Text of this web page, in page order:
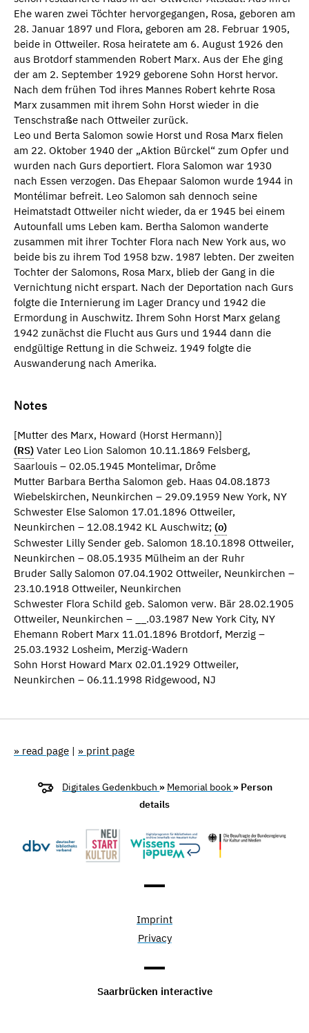
Ehe waren zwei Töchter hervorgegangen, Rosa, geboren am
28. Januar 1897 und Flora, geboren am 28. Februar 1905,
beide in Ottweiler. Rosa heiratete am 6. August 1926 den
aus Brotdorf stammenden Robert Marx. Aus der Ehe ging
der am 2. September 1929 geborene Sohn Horst hervor.
Nach dem frühen Tod ihres Mannes Robert kehrte Rosa
Marx zusammen mit ihrem Sohn Horst wieder in die
Tenschstraße nach Ottweiler zurück.
Leo und Berta Salomon sowie Horst und Rosa Marx fielen
am 22. Oktober 1940 der „Aktion Bürckel“ zum Opfer und
wurden nach Gurs deportiert. Flora Salomon war 1930
nach Essen verzogen. Das Ehepaar Salomon wurde 1944 in
Montélimar befreit. Leo Salomon sah dennoch seine
Heimatstadt Ottweiler nicht wieder, da er 1945 bei einem
Autounfall ums Leben kam. Bertha Salomon wanderte
zusammen mit ihrer Tochter Flora nach New York aus, wo
beide bis zu ihrem Tod 1958 bzw. 1987 lebten. Der zweiten
Tochter der Salomons, Rosa Marx, blieb der Gang in die
Vernichtung nicht erspart. Nach der Deportation nach Gurs
folgte die Internierung im Lager Drancy und 1942 die
Ermordung in Auschwitz. Ihrem Sohn Horst Marx gelang
1942 zunächst die Flucht aus Gurs und 1944 dann die
endgültige Rettung in die Schweiz. 1949 folgte die
Auswanderung nach Amerika.
Notes
[Mutter des Marx, Howard (Horst Hermann)]
(RS) Vater Leo Lion Salomon 10.11.1869 Felsberg,
Saarlouis – 02.05.1945 Montelimar, Drôme
Mutter Barbara Bertha Salomon geb. Haas 04.08.1873
Wiebelskirchen, Neunkirchen – 29.09.1959 New York, NY
Schwester Else Salomon 17.01.1896 Ottweiler,
Neunkirchen – 12.08.1942 KL Auschwitz; (o)
Schwester Lilly Sender geb. Salomon 18.10.1898 Ottweiler,
Neunkirchen – 08.05.1935 Mülheim an der Ruhr
Bruder Sally Salomon 07.04.1902 Ottweiler, Neunkirchen –
23.10.1918 Ottweiler, Neunkirchen
Schwester Flora Schild geb. Salomon verw. Bär 28.02.1905
Ottweiler, Neunkirchen – __.03.1987 New York City, NY
Ehemann Robert Marx 11.01.1896 Brotdorf, Merzig –
25.03.1932 Losheim, Merzig-Wadern
Sohn Horst Howard Marx 02.01.1929 Ottweiler,
Neunkirchen – 06.11.1998 Ridgewood, NJ
» read page | » print page
Digitales Gedenkbuch » Memorial book » Person
details
Imprint
Privacy
Saarbrücken interactive